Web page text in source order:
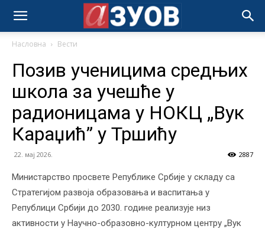
Насловна Вести
Позив ученицима средњих
школа за учешће у
радионицама у НОКЦ „Вук
Караџић” у Тршићу
22. мај 2026. 2887
Министарство просвете Републике Србије у складу са
Стратегијом развоја образовања и васпитања у
Републици Србији до 2030. године реализује низ
активности у Научно-образовно-културном центру „Вук